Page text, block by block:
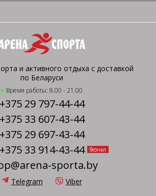
и активного отдыха с доставкой
по Беларуси
Время работы: 8.00 - 21.00
+375 29 797-44-44
+375 33 607-43-44
+375 29 697-43-44
+375 33 914-43-44
безнал
sporta.by
Telegram Viber